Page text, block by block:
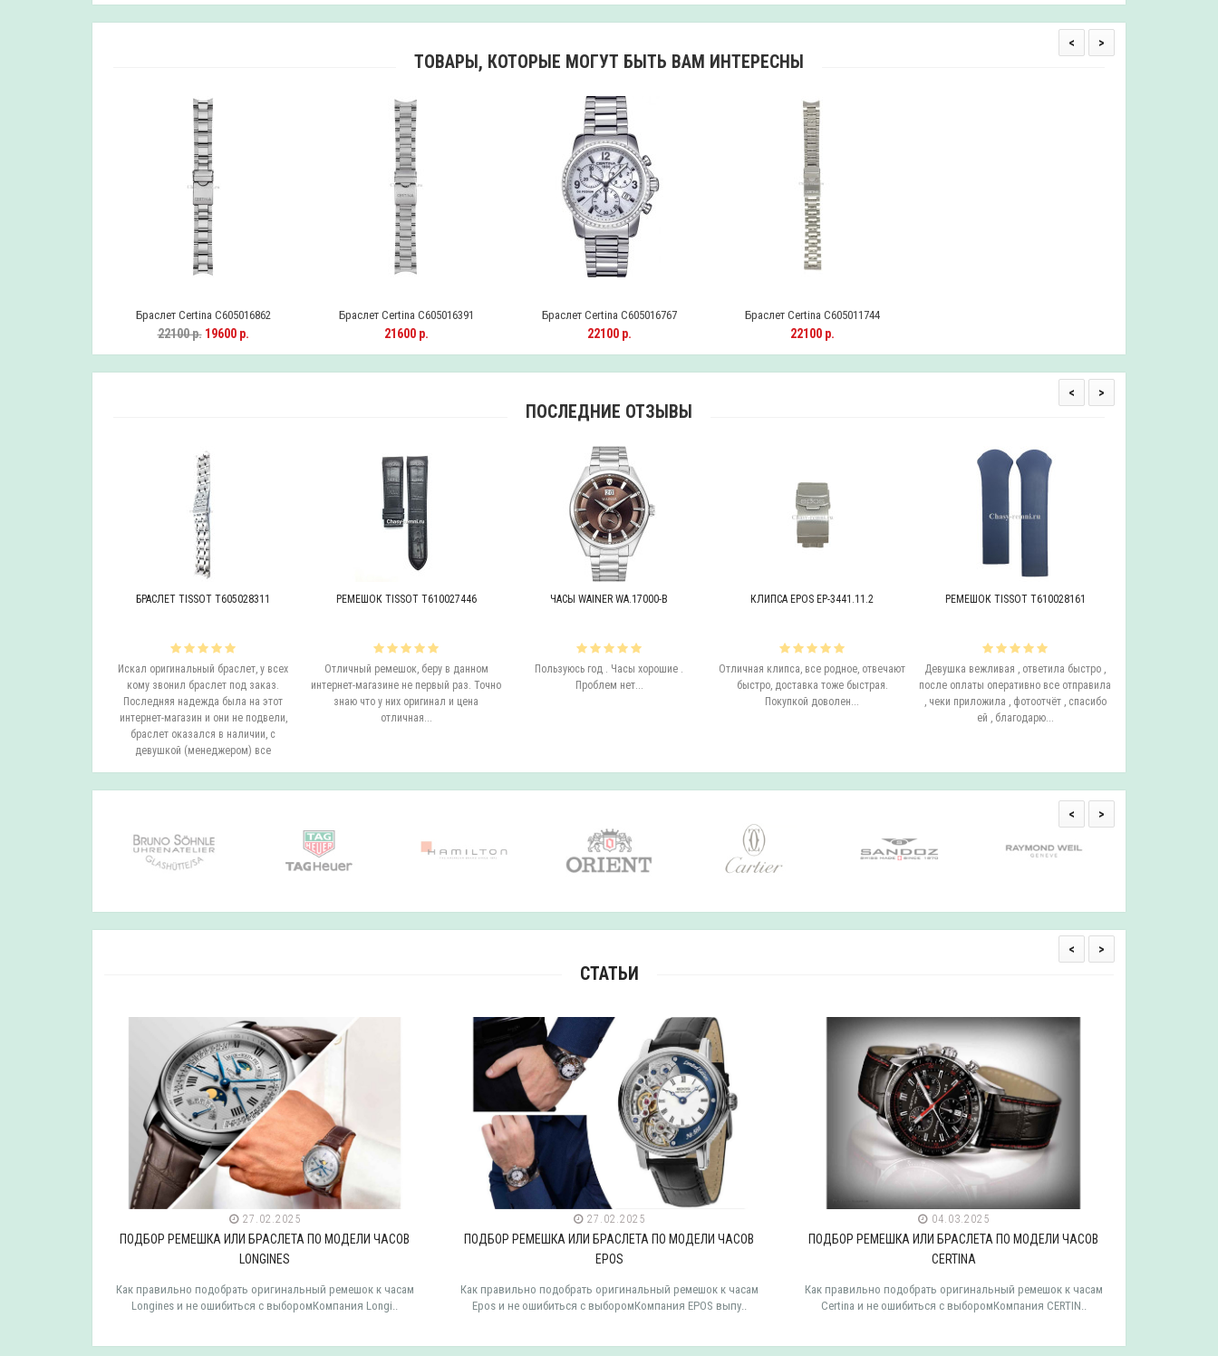
ТОВАРЫ, КОТОРЫЕ МОГУТ БЫТЬ ВАМ ИНТЕРЕСНЫ
Браслет Certina C605016862
22100 р.19600 р.
Браслет Certina C605016391
21600 р.
Браслет Certina C605016767
22100 р.
Браслет Certina C605011744
22100 р.
< >
ПОСЛЕДНИЕ ОТЗЫВЫ
БРАСЛЕТ TISSOT T605028311
Искал оригинальный браслет, у всех
кому звонил браслет под заказ.
Последняя надежда была на этот
интернет-магазин и они не подвели,
браслет оказался в наличии, с
девушкой (менеджером) все
РЕМЕШОК TISSOT T610027446
Отличный ремешок, беру в данном
интернет-магазине не первый раз. Точно
знаю что у них оригинал и цена
отличная...
ЧАСЫ WAINER WA.17000-B
Пользуюсь год . Часы хорошие .
Проблем нет...
КЛИПСА EPOS EP-3441.11.2
Отличная клипса, все родное, отвечают
быстро, доставка тоже быстрая.
Покупкой доволен...
РЕМЕШОК TISSOT T610028161
Девушка вежливая , ответила быстро ,
после оплаты оперативно все отправила
, чеки приложила , фотоотчёт , спасибо
ей , благодарю...
< >
< >
СТАТЬИ
27.02.2025
ПОДБОР РЕМЕШКА ИЛИ БРАСЛЕТА ПО МОДЕЛИ ЧАСОВ
LONGINES
Как правильно подобрать оригинальный ремешок к часам
Longines и не ошибиться с выборомКомпания Longi..
27.02.2025
ПОДБОР РЕМЕШКА ИЛИ БРАСЛЕТА ПО МОДЕЛИ ЧАСОВ
EPOS
Как правильно подобрать оригинальный ремешок к часам
Epos и не ошибиться с выборомКомпания EPOS выпу..
04.03.2025
ПОДБОР РЕМЕШКА ИЛИ БРАСЛЕТА ПО МОДЕЛИ ЧАСОВ
CERTINA
Как правильно подобрать оригинальный ремешок к часам
Certina и не ошибиться с выборомКомпания CERTIN..
< >